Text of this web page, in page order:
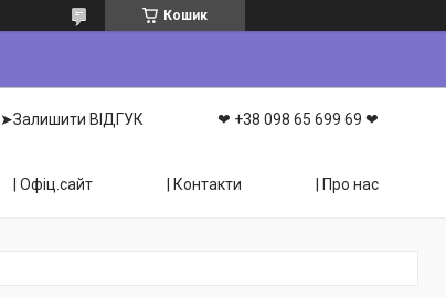
Кошик
➤Залишити ВІДГУК ❤ +38 098 65 699 69 ❤
| Офіц.сайт | Контакти | Про нас